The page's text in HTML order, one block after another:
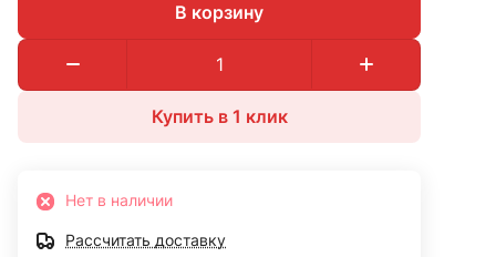
В корзину
Купить в 1 клик
Нет в наличии
Рассчитать доставку